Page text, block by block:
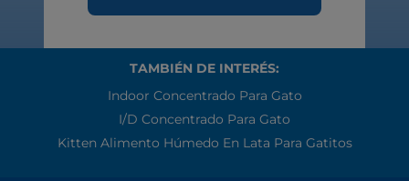
TAMBIÉN DE INTERÉS:
Indoor Concentrado Para Gato
I/d Concentrado Para Gato
Kitten Alimento Húmedo En Lata Para Gatitos